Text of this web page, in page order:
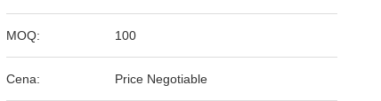
MOQ: 100
Cena: Price Negotiable